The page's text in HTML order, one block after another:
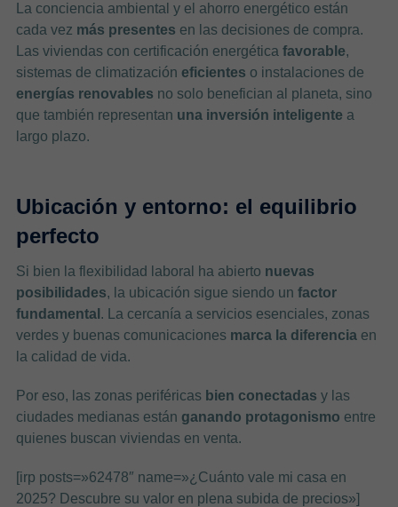
La conciencia ambiental y el ahorro energético están
cada vez más presentes en las decisiones de compra.
Las viviendas con certificación energética favorable,
sistemas de climatización eficientes o instalaciones de
energías renovables no solo benefician al planeta, sino
que también representan una inversión inteligente a
largo plazo.
Ubicación y entorno: el equilibrio
perfecto
Si bien la flexibilidad laboral ha abierto nuevas
posibilidades, la ubicación sigue siendo un factor
fundamental . La cercanía a servicios esenciales, zonas
verdes y buenas comunicaciones marca la diferenciaen
la calidad de vida.
Por eso, las zonas periféricas bien conectadas y las
ciudades medianas están ganando protagonismo entre
quienes buscan viviendas en venta.
[irp posts=»62478″ name=»¿Cuánto vale mi casa en
2025? Descubre su valor en plena subida de precios»]